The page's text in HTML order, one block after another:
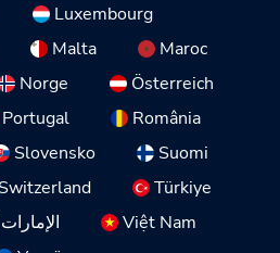
Luxembourg
Malta
Maroc
Norge
Österreich
România
Slovensko
Suomi
Switzerland
Türkiye
Việt Nam